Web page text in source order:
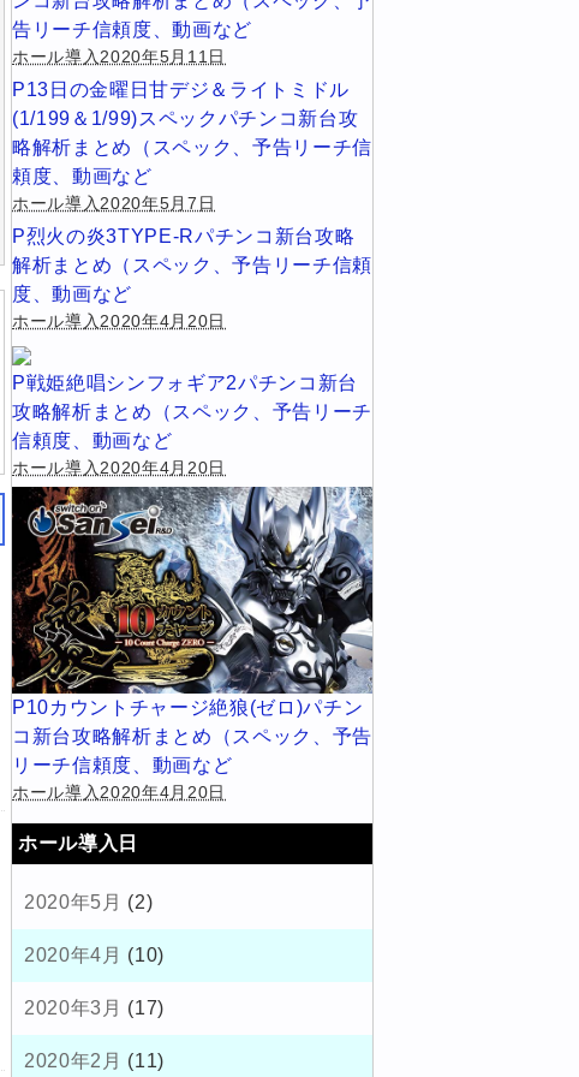
告リーチ信頼度、動画など
ホール導入2020年5月11日
P13日の金曜日甘デジ＆ライトミドル
(1/199＆1/99)スペックパチンコ新台攻
略解析まとめ（スペック、予告リーチ信
頼度、動画など
ホール導入2020年5月7日
P烈火の炎3TYPE-Rパチンコ新台攻略
解析まとめ（スペック、予告リーチ信頼
度、動画など
ホール導入2020年4月20日
P戦姫絶唱シンフォギア2パチンコ新台
攻略解析まとめ（スペック、予告リーチ
信頼度、動画など
ホール導入2020年4月20日
P10カウントチャージ絶狼(ゼロ)パチン
コ新台攻略解析まとめ（スペック、予告
リーチ信頼度、動画など
ホール導入2020年4月20日
ホール導入日
2020年5月 (2)
2020年4月 (10)
2020年3月 (17)
2020年2月 (11)